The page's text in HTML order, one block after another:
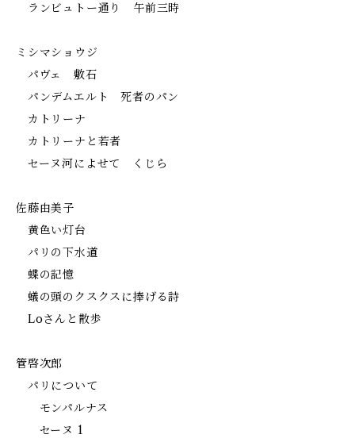
ランビュトー通り 午前三時
ミシマショウジ
パヴェ 敷石
パンデムエルト 死者のパン
カトリーナ
カトリーナと若者
セーヌ河によせて くじら
佐藤由美子
黄色い灯台
パリの下水道
蝶の記憶
蟻の頭のクスクスに捧げる詩
Loさんと散歩
管啓次郎
パリについて
モンパルナス
セーヌ 1